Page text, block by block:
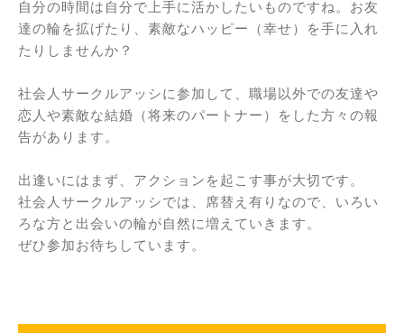
自分の時間は自分で上手に活かしたいものですね。お友
達の輪を拡げたり、素敵なハッピー（幸せ）を手に入れ
たりしませんか？
社会人サークルアッシに参加して、職場以外での友達や
恋人や素敵な結婚（将来のパートナー）をした方々の報
告があります。
出逢いにはまず、アクションを起こす事が大切です。
社会人サークルアッシでは、席替え有りなので、いろい
ろな方と出会いの輪が自然に増えていきます。
ぜひ参加お待ちしています。